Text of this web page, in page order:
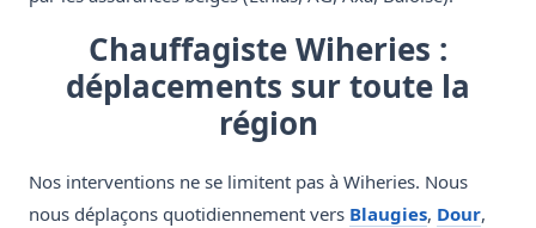
Chauffagiste Wiheries :
déplacements sur toute la
région
Nos interventions ne se limitent pas à Wiheries. Nous
nous déplaçons quotidiennement vers Blaugies, Dour,